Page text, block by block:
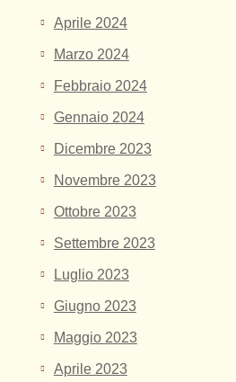
Aprile 2024
Marzo 2024
Febbraio 2024
Gennaio 2024
Dicembre 2023
Novembre 2023
Ottobre 2023
Settembre 2023
Luglio 2023
Giugno 2023
Maggio 2023
Aprile 2023